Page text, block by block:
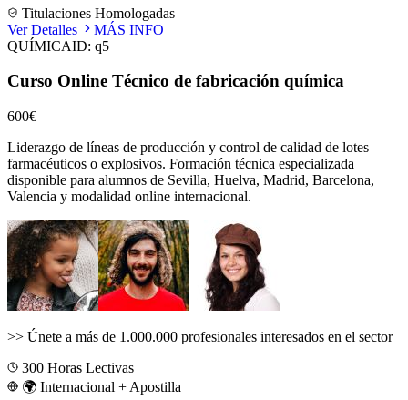
Titulaciones Homologadas
Ver Detalles
MÁS INFO
QUÍMICAID: q5
Curso Online Técnico de fabricación química
600€
Liderazgo de líneas de producción y control de calidad de lotes
farmacéuticos o explosivos. Formación técnica especializada
disponible para alumnos de Sevilla, Huelva, Madrid, Barcelona,
Valencia y modalidad online internacional.
>> Únete a más de 1.000.000 profesionales interesados en el sector
300 Horas Lectivas
🌍 Internacional + Apostilla